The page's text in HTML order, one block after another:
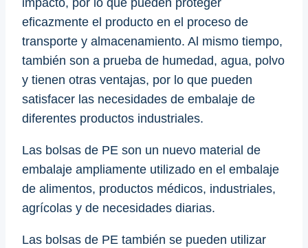
impacto, por lo que pueden proteger
eficazmente el producto en el proceso de
transporte y almacenamiento. Al mismo tiempo,
también son a prueba de humedad, agua, polvo
y tienen otras ventajas, por lo que pueden
satisfacer las necesidades de embalaje de
diferentes productos industriales.
Las bolsas de PE son un nuevo material de
embalaje ampliamente utilizado en el embalaje
de alimentos, productos médicos, industriales,
agrícolas y de necesidades diarias.
Las bolsas de PE también se pueden utilizar